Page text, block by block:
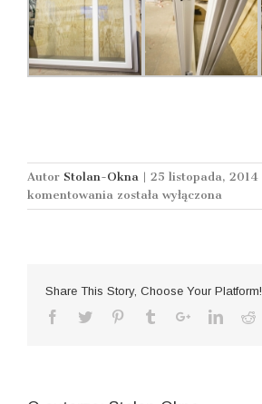
Autor Stolan-Okna | 25 listopada, 2014
komentowania Okna
obrotowe
poddaszu!
została wyłączona
Share This Story, Choose Your Platform!